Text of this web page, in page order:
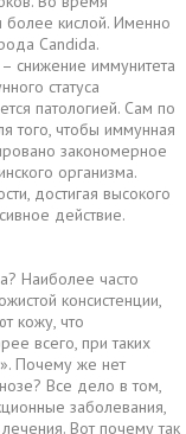
более кислой. Именно
Candida.
снижение иммунитета
статуса
патологией. Сам по
того, чтобы иммунная
закономерное
организма.
достигая высокого
действие.
Наиболее часто
консистенции,
кожу, что
всего, при таких
Почему же нет
Все дело в том,
заболевания,
Вот почему так